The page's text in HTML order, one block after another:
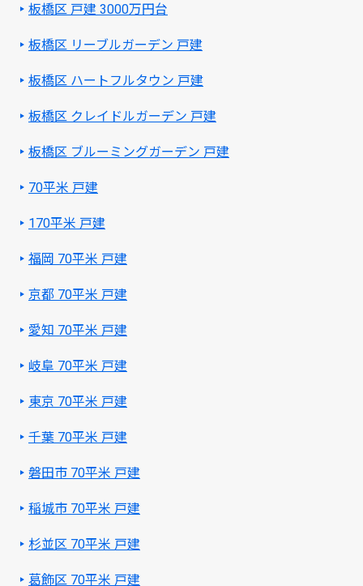
板橋区 戸建 3000万円台
板橋区 リーブルガーデン 戸建
板橋区 ハートフルタウン 戸建
板橋区 クレイドルガーデン 戸建
板橋区 ブルーミングガーデン 戸建
70平米 戸建
170平米 戸建
福岡 70平米 戸建
京都 70平米 戸建
愛知 70平米 戸建
岐阜 70平米 戸建
東京 70平米 戸建
千葉 70平米 戸建
磐田市 70平米 戸建
稲城市 70平米 戸建
杉並区 70平米 戸建
葛飾区 70平米 戸建